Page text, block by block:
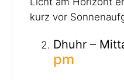
kurz vor
Dhuhr –
pm